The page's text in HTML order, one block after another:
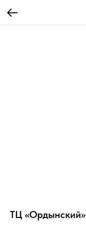
ТЦ «Ордынский»